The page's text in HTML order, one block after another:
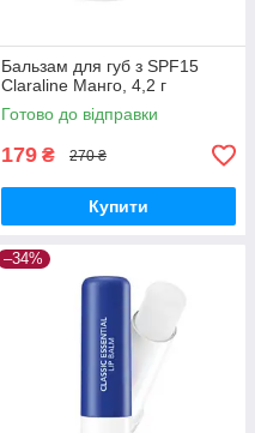
Бальзам для губ з SPF15
Claraline Манго, 4,2 г
Готово до відправки
179 ₴ 270 ₴
Купити
–34%